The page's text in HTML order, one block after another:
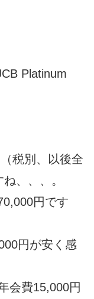
Platinum
税別、以後全
、、、。
円です
円が安く感
会費15,000円